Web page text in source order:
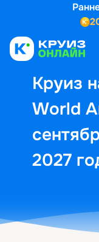
Круиз
World
2027